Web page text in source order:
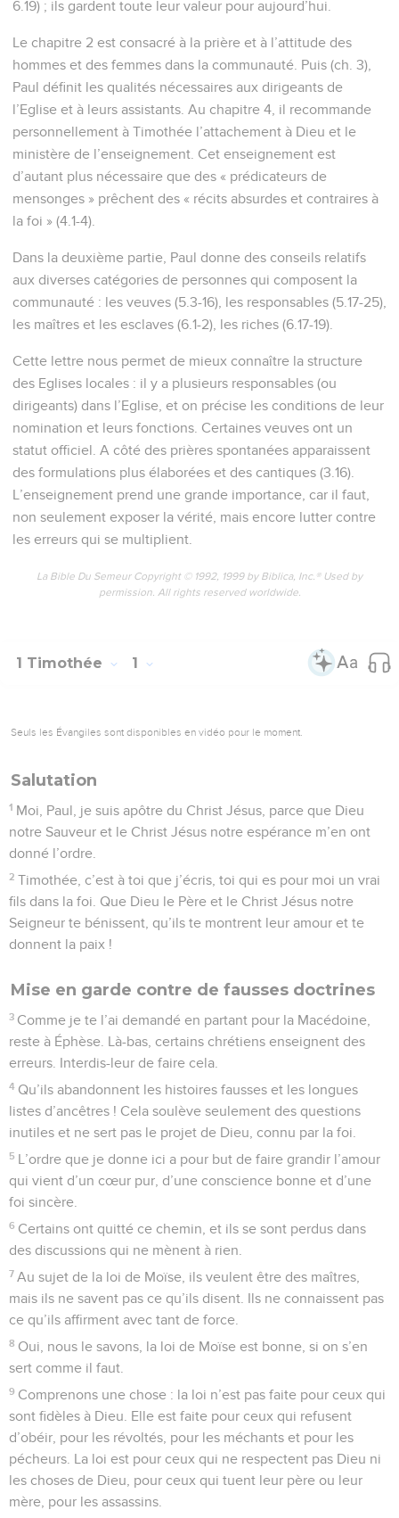
6.19) ; ils gardent toute leur valeur pour aujourd’hui.
Le chapitre 2 est consacré à la prière et à l’attitude des
hommes et des femmes dans la communauté. Puis (ch. 3),
Paul définit les qualités nécessaires aux dirigeants de
l’Eglise et à leurs assistants. Au chapitre 4, il recommande
personnellement à Timothée l’attachement à Dieu et le
ministère de l’enseignement. Cet enseignement est
d’autant plus nécessaire que des « prédicateurs de
mensonges » prêchent des « récits absurdes et contraires à
la foi » (4.1-4).
Dans la deuxième partie, Paul donne des conseils relatifs
aux diverses catégories de personnes qui composent la
communauté : les veuves (5.3-16), les responsables (5.17-25),
les maîtres et les esclaves (6.1-2), les riches (6.17-19).
Cette lettre nous permet de mieux connaître la structure
des Eglises locales : il y a plusieurs responsables (ou
dirigeants) dans l’Eglise, et on précise les conditions de leur
nomination et leurs fonctions. Certaines veuves ont un
statut officiel. A côté des prières spontanées apparaissent
des formulations plus élaborées et des cantiques (3.16).
L’enseignement prend une grande importance, car il faut,
non seulement exposer la vérité, mais encore lutter contre
les erreurs qui se multiplient.
La Bible Du Semeur Copyright © 1992, 1999 by Biblica, Inc.® Used by
permission. All rights reserved worldwide.
1 Timothée 1
Seuls les Évangiles sont disponibles en vidéo pour le moment.
Salutation
1 Moi, Paul, je suis apôtre du Christ Jésus, parce que Dieu
notre Sauveur et le Christ Jésus notre espérance m’en ont
donné l’ordre.
2 Timothée, c’est à toi que j’écris, toi qui es pour moi un vrai
fils dans la foi. Que Dieu le Père et le Christ Jésus notre
Seigneur te bénissent, qu’ils te montrent leur amour et te
donnent la paix !
Mise en garde contre de fausses doctrines
3 Comme je te l’ai demandé en partant pour la Macédoine,
reste à Éphèse. Là-bas, certains chrétiens enseignent des
erreurs. Interdis-leur de faire cela.
4 Qu’ils abandonnent les histoires fausses et les longues
listes d’ancêtres ! Cela soulève seulement des questions
inutiles et ne sert pas le projet de Dieu, connu par la foi.
5 L’ordre que je donne ici a pour but de faire grandir l’amour
qui vient d’un cœur pur, d’une conscience bonne et d’une
foi sincère.
6 Certains ont quitté ce chemin, et ils se sont perdus dans
des discussions qui ne mènent à rien.
7 Au sujet de la loi de Moïse, ils veulent être des maîtres,
mais ils ne savent pas ce qu’ils disent. Ils ne connaissent pas
ce qu’ils affirment avec tant de force.
8 Oui, nous le savons, la loi de Moïse est bonne, si on s’en
sert comme il faut.
9 Comprenons une chose : la loi n’est pas faite pour ceux qui
sont fidèles à Dieu. Elle est faite pour ceux qui refusent
d’obéir, pour les révoltés, pour les méchants et pour les
pécheurs. La loi est pour ceux qui ne respectent pas Dieu ni
les choses de Dieu, pour ceux qui tuent leur père ou leur
mère, pour les assassins.